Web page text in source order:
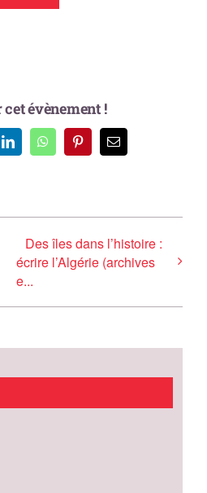
évènement !
LinkedInWhatsAppPinterestEmail
Des îles dans l’histoire :
écrire l’Algérie (archives
e...